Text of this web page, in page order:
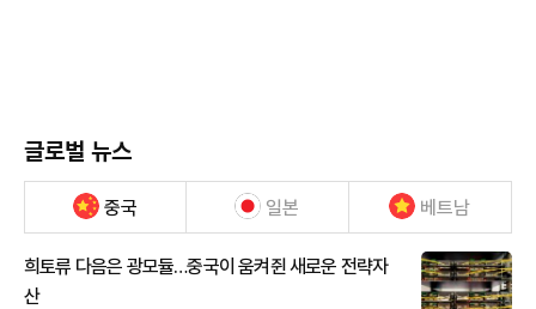
글로벌 뉴스
중국 일본 베트남
희토류 다음은 광모듈…중국이 움켜쥔 새로운 전략자
산